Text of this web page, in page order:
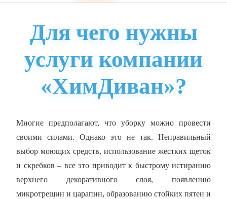
Для чего нужны
услуги компании
«ХимДиван»?
Многие предполагают, что уборку можно провести
своими силами. Однако это не так. Неправильный
выбор моющих средств, использование жестких щеток
и скребков – все это приводит к быстрому истиранию
верхнего декоративного слоя, появлению
микротрещин и царапин, образованию стойких пятен и